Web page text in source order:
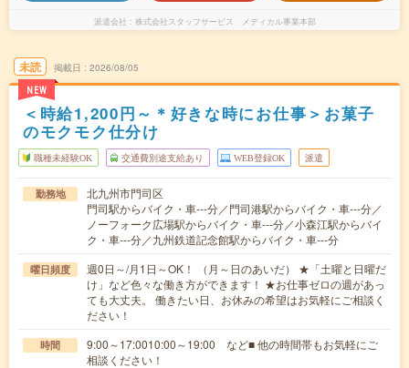
派遣会社 株式会社スタッフサービス メディカル事業本部
未読
NEW
掲載日 2026/08/05
＜時給1,200円～＊好きな時にお仕事＞お菓子
のモクモク仕分け
職種未経験OK 交通費別途支給あり WEB登録OK 派遣
勤務地
北九州市門司区
門司駅からバイク・車---分／門司港駅からバイク・車---分／
ノーフォーク広場駅からバイク・車---分／小森江駅からバイ
ク・車---分／九州鉄道記念館駅からバイク・車---分
曜日頻度
週0日～/月1日～OK！ （月～日のあいだ） ★「土曜と日曜だ
け」など色々な働き方ができます！ ★お仕事ゼロの週があっ
ても大丈夫。 働きたい日、お休みの希望はお気軽にご相談く
ださい！
時間
9:00～17:0010:00～19:00 など■ 他の時間帯もお気軽にご
相談ください！